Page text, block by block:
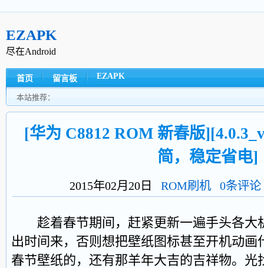
EZAPK
尽在Android
首页 留言板 EZAPK
本站推荐：
[华为 C8812 ROM 新春版
简，稳定省电]
2015年02月20日 ROM刷机 0条评论
趁着春节期间，赶紧更新一遍手头各大
出时间来，否则想把壁纸图标甚至开机动画
春节壁纸的，还有那羊年大吉的吉祥物。光